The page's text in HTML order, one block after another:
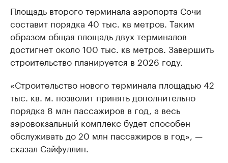
Площадь второго терминала аэропорта Сочи
составит порядка 40 тыс. кв метров. Таким
образом общая площадь двух терминалов
достигнет около 100 тыс. кв метров. Завершить
строительство планируется в 2026 году.
«Строительство нового терминала площадью 42
тыс. кв. м. позволит принять дополнительно
порядка 8 млн пассажиров в год, а весь
аэровокзальный комплекс будет способен
обслуживать до 20 млн пассажиров в год», —
сказал Сайфуллин.